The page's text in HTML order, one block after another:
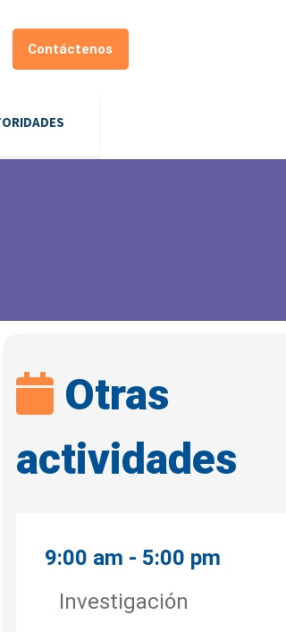
Contáctenos
Otras
actividades
9:00 am - 5:00 pm
Investigación